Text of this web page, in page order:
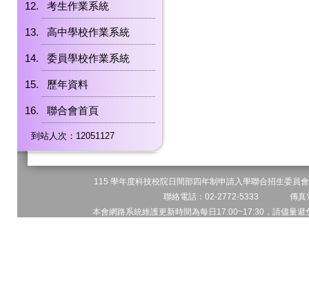
考生作業系統
高中學校作業系統
委員學校作業系統
歷年資料
聯合會首頁
到站人次：12051127
115 學年度科技校院日間部四年制申請入學聯合招生委
聯絡電話：02-2772-5333 傳
本會網路系統維護更新時間為每日17:00~17:30，請儘量